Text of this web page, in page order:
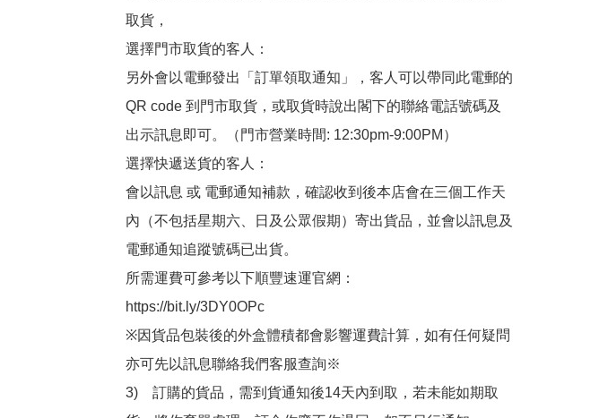
取貨，
選擇門市取貨的客人：
另外會以電郵發出「訂單領取通知」，客人可以帶同此電郵的
QR code 到門市取貨，或取貨時說出閣下的聯絡電話號碼及
出示訊息即可。（門市營業時間: 12:30pm-9:00PM）
選擇快遞送貨的客人：
會以訊息 或 電郵通知補款，確認收到後本店會在三個工作天
內（不包括星期六、日及公眾假期）寄出貨品，並會以訊息及
電郵通知追蹤號碼已出貨。
所需運費可參考以下順豐速運官網：
https://bit.ly/3DY0OPc
※因貨品包裝後的外盒體積都會影響運費計算，如有任何疑問
亦可先以訊息聯絡我們客服查詢※
3)　訂購的貨品，需到貨通知後14天內到取，若未能如期取